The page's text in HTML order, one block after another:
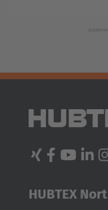
Polska
Türkiye
HUBTEX